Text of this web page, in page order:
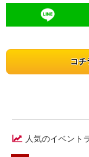
コチ
人気のイベント